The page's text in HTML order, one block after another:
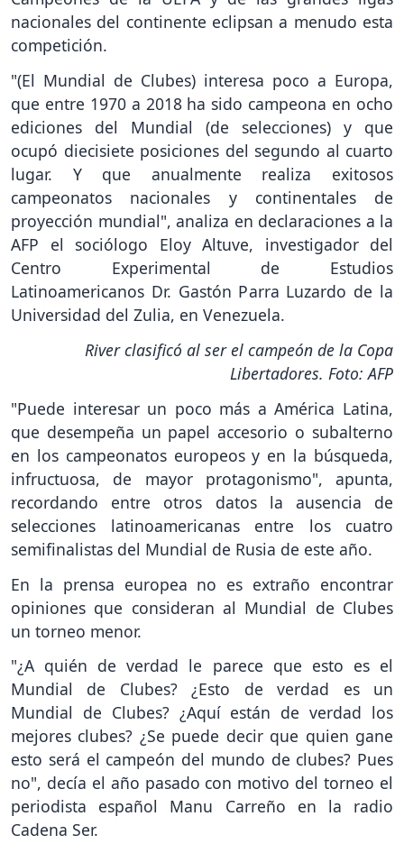
nacionales del continente eclipsan a menudo esta
competición.
"(El Mundial de Clubes) interesa poco a Europa,
que entre 1970 a 2018 ha sido campeona en ocho
ediciones del Mundial (de selecciones) y que
ocupó diecisiete posiciones del segundo al cuarto
lugar. Y que anualmente realiza exitosos
campeonatos nacionales y continentales de
proyección mundial", analiza en declaraciones a la
AFP el sociólogo Eloy Altuve, investigador del
Centro Experimental de Estudios
Latinoamericanos Dr. Gastón Parra Luzardo de la
Universidad del Zulia, en Venezuela.
River clasificó al ser el campeón de la Copa
Libertadores. Foto: AFP
"Puede interesar un poco más a América Latina,
que desempeña un papel accesorio o subalterno
en los campeonatos europeos y en la búsqueda,
infructuosa, de mayor protagonismo", apunta,
recordando entre otros datos la ausencia de
selecciones latinoamericanas entre los cuatro
semifinalistas del Mundial de Rusia de este año.
En la prensa europea no es extraño encontrar
opiniones que consideran al Mundial de Clubes
un torneo menor.
"¿A quién de verdad le parece que esto es el
Mundial de Clubes? ¿Esto de verdad es un
Mundial de Clubes? ¿Aquí están de verdad los
mejores clubes? ¿Se puede decir que quien gane
esto será el campeón del mundo de clubes? Pues
no", decía el año pasado con motivo del torneo el
periodista español Manu Carreño en la radio
Cadena Ser.